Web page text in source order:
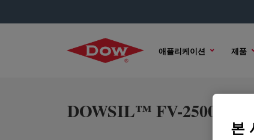
애플리케이션 제품
DOWSIL™ FV-2500 Fluid
본